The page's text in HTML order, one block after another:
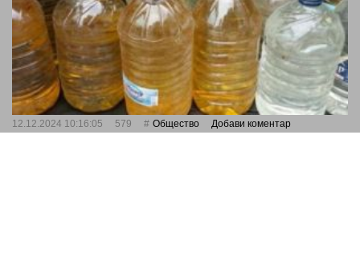
12.12.2024 10:16:05 579 Общество Добави коментар